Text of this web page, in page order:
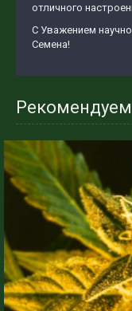
отличного
С Уважением
Семена!